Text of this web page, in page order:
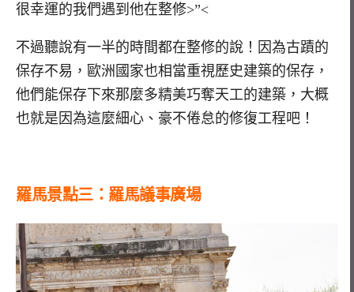
很幸運的我們遇到他在整修>”<
不過聽說有一半的時間都在整修的說！因為古蹟的
保存不易，歐洲國家也相當重視歷史建築的保存，
他們能保存下來那麼多精美巧奪天工的建築，大概
也就是因為這麼細心、豪不倦怠的修復工程吧！
羅馬景點三：羅馬議事廣場